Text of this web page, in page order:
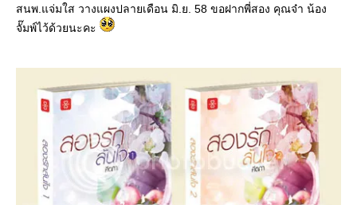
สนพ.แจ่มใส วางแผงปลายเดือน มิ.ย. 58 ขอฝากพี่สอง คุณจ๋า น้อง
จั๊มพ์ไว้ด้วยนะคะ